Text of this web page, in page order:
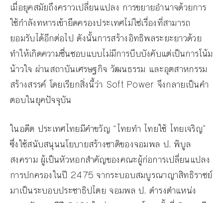
เมื่อยุคสมัยถึงคราวเปลี่ยนแปลง การขยายอำนาจด้วยการ
ใช้กำลังทหารเข้ายึดครองประเทศไม่ใช่เรื่องที่สามารถ
ยอมรับได้อีกต่อไป ดังนั้นการสร้างอิทธิพลระยะยาวด้วย
ทำให้เกิดความชื่นชอบแบบไม่มีการบีบบังคับแต่เป็นการโน้ม
น้าวใจ ผ่านสถาบันเศรษฐกิจ วัฒนธรรม และอุตสาหกรรม
สร้างสรรค์ โดยเรียกสิ่งนี้ว่า Soft Power จึงกลายเป็นคำ
ตอบในยุคปัจจุบัน
ในอดีต ประเทศไทยมีคำขวัญ “ไทยทำ ไทยใช้ ไทยเจริญ”
ซึ่งใช้สนับสนุนนโยบายสร้างชาติของจอมพล ป. พิบูล
สงคราม ผู้เป็นหัวหอกสำคัญของคณะผู้ก่อการเปลี่ยนแปลง
การปกครองในปี 2475 จากระบอบสมบูรณาญาสิทธิราชย์
มาเป็นระบอบประชาธิปไตย จอมพล ป. ดำรงตำแหน่ง